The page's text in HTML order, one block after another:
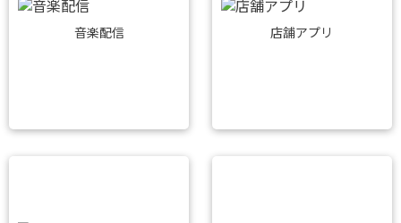
音楽配信 店舗アプリ